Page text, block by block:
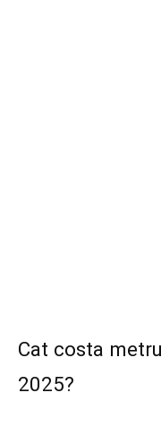
Cat costa
2025?